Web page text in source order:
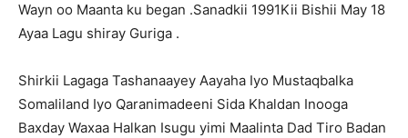
Wayn oo Maanta ku began .Sanadkii 1991Kii Bishii May 18
Ayaa Lagu shiray Guriga .
Shirkii Lagaga Tashanaayey Aayaha Iyo Mustaqbalka
Somaliland Iyo Qaranimadeeni Sida Khaldan Inooga
Baxday Waxaa Halkan Isugu yimi Maalinta Dad Tiro Badan